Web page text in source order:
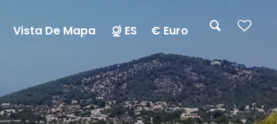
Vista De Mapa ES € Euro